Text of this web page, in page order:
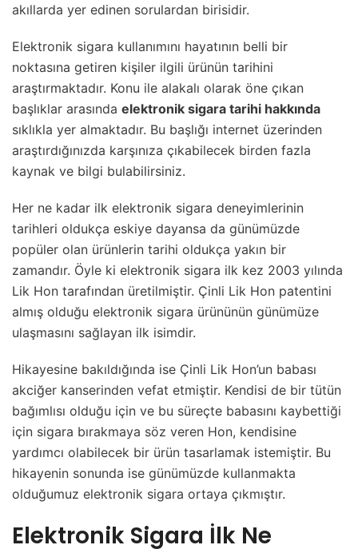
akıllarda yer edinen sorulardan birisidir.
Elektronik sigara kullanımını hayatının belli bir
noktasına getiren kişiler ilgili ürünün tarihini
araştırmaktadır. Konu ile alakalı olarak öne çıkan
başlıklar arasında elektronik sigara tarihi hakkında
sıklıkla yer almaktadır. Bu başlığı internet üzerinden
araştırdığınızda karşınıza çıkabilecek birden fazla
kaynak ve bilgi bulabilirsiniz.
Her ne kadar ilk elektronik sigara deneyimlerinin
tarihleri oldukça eskiye dayansa da günümüzde
popüler olan ürünlerin tarihi oldukça yakın bir
zamandır. Öyle ki elektronik sigara ilk kez 2003 yılında
Lik Hon tarafından üretilmiştir. Çinli Lik Hon patentini
almış olduğu elektronik sigara ürününün günümüze
ulaşmasını sağlayan ilk isimdir.
Hikayesine bakıldığında ise Çinli Lik Hon’un babası
akciğer kanserinden vefat etmiştir. Kendisi de bir tütün
bağımlısı olduğu için ve bu süreçte babasını kaybettiği
için sigara bırakmaya söz veren Hon, kendisine
yardımcı olabilecek bir ürün tasarlamak istemiştir. Bu
hikayenin sonunda ise günümüzde kullanmakta
olduğumuz elektronik sigara ortaya çıkmıştır.
Elektronik Sigara İlk Ne